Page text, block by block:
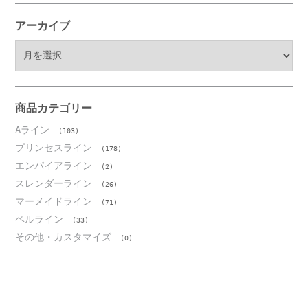
アーカイブ
ブ
商品カテゴリー
Aライン (103)
プリンセスライン (178)
エンパイアライン (2)
スレンダーライン (26)
マーメイドライン (71)
ベルライン (33)
その他・カスタマイズ (0)